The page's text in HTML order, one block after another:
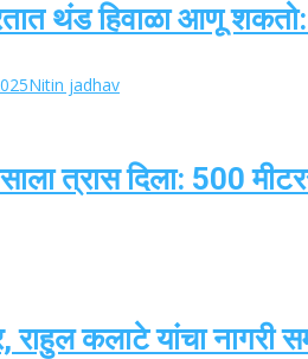
थंड हिवाळा आणू
Nitin jadhav
त्रास दिला: 500
कलाटे यांचा नागरी